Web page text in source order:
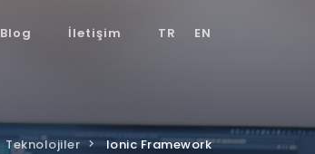
Blog İletişim TR EN
Teknolojiler Ionic Framework